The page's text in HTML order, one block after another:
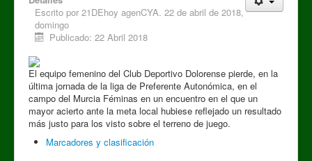
Escrito por 21DEhoy agenCYA. 22 de abril de 2018,
domingo
Publicado: 22 Abril 2018
El equipo femenino del Club Deportivo Dolorense pierde, en la
última jornada de la liga de Preferente Autonómica, en el
campo del Murcia Féminas en un encuentro en el que un
mayor acierto ante la meta local hubiese reflejado un resultado
más justo para los visto sobre el terreno de juego.
Marcadores y clasificación